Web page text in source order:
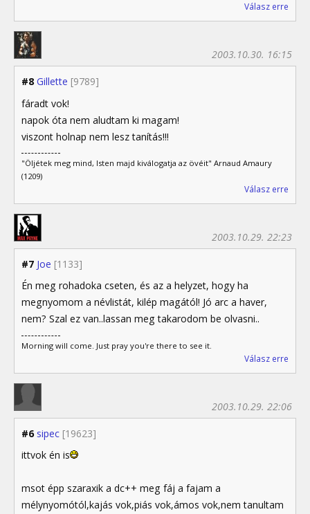
Válasz erre
#8 Gillette [9789]
2003.10.30. 16:15
fáradt vok!
napok óta nem aludtam ki magam!
viszont holnap nem lesz tanítás!!!
"Öljétek meg mind, Isten majd kiválogatja az övéit" Arnaud Amaury
(1209)
Válasz erre
#7 Joe [1133]
2003.10.29. 22:23
Én meg rohadoka cseten, és az a helyzet, hogy ha
megnyomom a névlistát, kilép magától! Jó arc a haver,
nem? Szal ez van..lassan meg takarodom be olvasni..
Morning will come. Just pray you're there to see it.
Válasz erre
#6 sipec [19623]
2003.10.29. 22:06
ittvok én is
msot épp szaraxik a dc++ meg fáj a fajam a
mélynyomótól,kajás vok,piás vok,ámos vok,nem tanultam